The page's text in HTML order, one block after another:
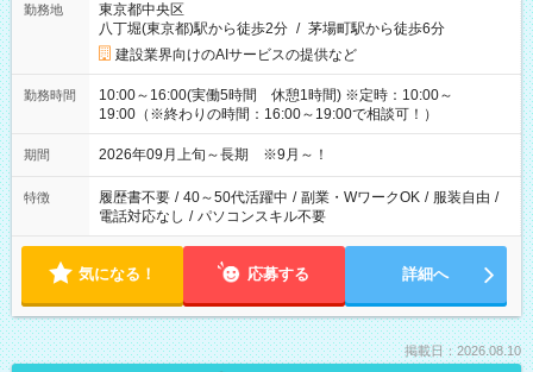
勤務地
東京都中央区
八丁堀(東京都)駅から徒歩2分 / 茅場町駅から徒歩6分
建設業界向けのAIサービスの提供など
勤務時間
10:00～16:00(実働5時間 休憩1時間) ※定時：10:00～
19:00（※終わりの時間：16:00～19:00で相談可！）
期間 2026年09月上旬～長期 ※9月～！
特徴 履歴書不要 / 40～50代活躍中 / 副業・WワークOK / 服装自由 /
電話対応なし / パソコンスキル不要
気になる！ 応募する 詳細へ
掲載日：2026.08.10